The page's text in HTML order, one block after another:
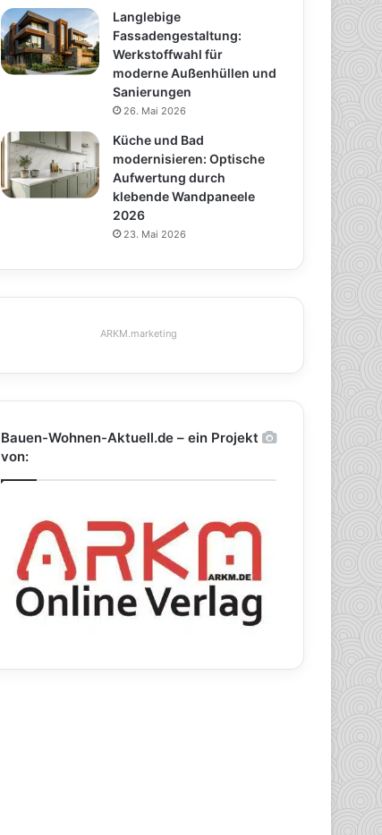
Langlebige
Fassadengestaltung:
Werkstoffwahl für
moderne Außenhüllen und
Sanierungen
26. Mai 2026
Küche und Bad
modernisieren: Optische
Aufwertung durch
klebende Wandpaneele
2026
23. Mai 2026
ARKM.marketing
Bauen-Wohnen-Aktuell.de – ein Projekt
von: